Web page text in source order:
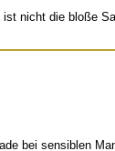
nicht die
bei sensiblen